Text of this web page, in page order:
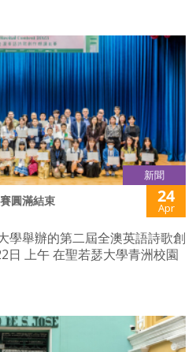
新聞
圓滿結束 24
Apr
學舉辦的第二屆全澳英語詩歌創
日 上午 在聖若瑟大學青洲校園